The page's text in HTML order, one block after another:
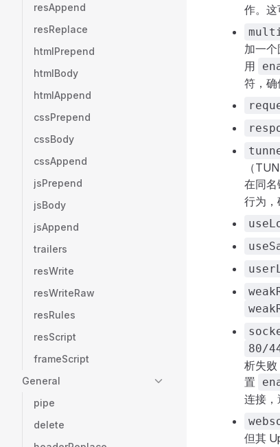
resAppend
resReplace
htmlPrepend
htmlBody
htmlAppend
cssPrepend
cssBody
cssAppend
jsPrepend
jsBody
jsAppend
trailers
resWrite
resWriteRaw
resRules
resScript
frameScript
General
pipe
delete
作。
加一
用
符，
（
在同
行为
80/
析失
置
连接
但其